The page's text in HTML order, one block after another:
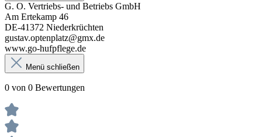
G. O. Vertriebs- und Betriebs GmbH
Am Ertekamp 46
DE-41372 Niederkrüchten
gustav.optenplatz@gmx.de
www.go-hufpflege.de
Menü schließen
0 von 0 Bewertungen